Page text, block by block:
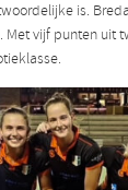
is.
Met vijf punten uit